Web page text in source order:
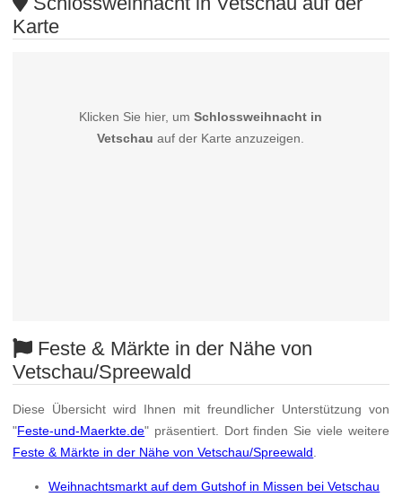
Karte
Klicken Sie hier, umSchlossweihnacht in
Vetschau auf der Karte anzuzeigen.
Feste & Märkte in der Nähe von
Vetschau/Spreewald
Diese Übersicht wird Ihnen mit freundlicher Unterstützung von
"Feste-und-Maerkte.de" präsentiert. Dort finden Sie viele weitere
Feste & Märkte in der Nähe von Vetschau/Spreewald
Weihnachtsmarkt auf dem Gutshof in Missen bei Vetschau